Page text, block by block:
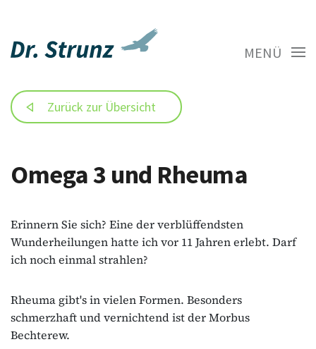
MENÜ
Zurück zur Übersicht
Omega 3 und Rheuma
Erinnern Sie sich? Eine der verblüffendsten
Wunderheilungen hatte ich vor 11 Jahren erlebt. Darf
ich noch einmal strahlen?
Rheuma gibt's in vielen Formen. Besonders
schmerzhaft und vernichtend ist der Morbus
Bechterew.